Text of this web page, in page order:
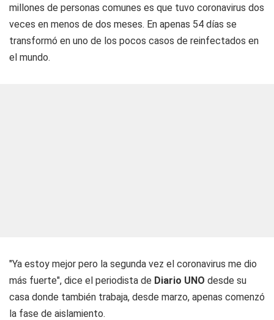
millones de personas comunes es que tuvo coronavirus dos
veces en menos de dos meses. En apenas 54 días se
transformó en uno de los pocos casos de reinfectados en
el mundo.
"Ya estoy mejor pero la segunda vez el coronavirus me dio
más fuerte", dice el periodista de Diario UNO desde su
casa donde también trabaja, desde marzo, apenas comenzó
la fase de aislamiento.